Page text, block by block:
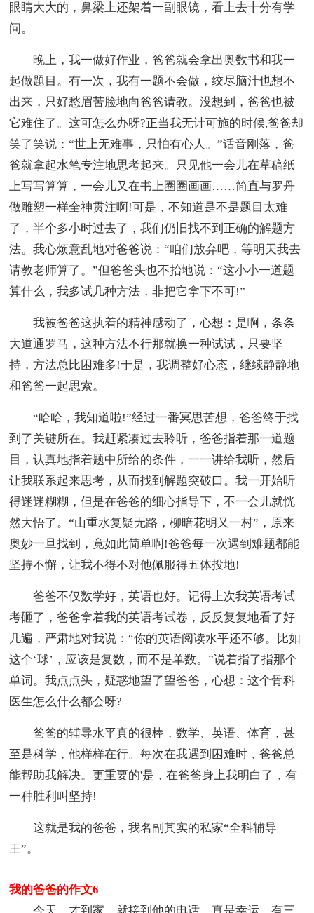
眼睛大大的，鼻梁上还架着一副眼镜，看上去十分有学
问。
晚上，我一做好作业，爸爸就会拿出奥数书和我一
起做题目。有一次，我有一题不会做，绞尽脑汁也想不
出来，只好愁眉苦脸地向爸爸请教。没想到，爸爸也被
它难住了。这可怎么办呀?正当我无计可施的时候,爸爸却
笑了笑说：“世上无难事，只怕有心人。”话音刚落，爸
爸就拿起水笔专注地思考起来。只见他一会儿在草稿纸
上写写算算，一会儿又在书上圈圈画画……简直与罗丹
做雕塑一样全神贯注啊!可是，不知道是不是题目太难
了，半个多小时过去了，我们仍旧找不到正确的解题方
法。我心烦意乱地对爸爸说：“咱们放弃吧，等明天我去
请教老师算了。”但爸爸头也不抬地说：“这小小一道题
算什么，我多试几种方法，非把它拿下不可!”
我被爸爸这执着的精神感动了，心想：是啊，条条
大道通罗马，这种方法不行那就换一种试试，只要坚
持，方法总比困难多!于是，我调整好心态，继续静静地
和爸爸一起思索。
“哈哈，我知道啦!”经过一番冥思苦想，爸爸终于找
到了关键所在。我赶紧凑过去聆听，爸爸指着那一道题
目，认真地指着题中所给的条件，一一讲给我听，然后
让我联系起来思考，从而找到解题突破口。我一开始听
得迷迷糊糊，但是在爸爸的细心指导下，不一会儿就恍
然大悟了。“山重水复疑无路，柳暗花明又一村”，原来
奥妙一旦找到，竟如此简单啊!爸爸每一次遇到难题都能
坚持不懈，让我不得不对他佩服得五体投地!
爸爸不仅数学好，英语也好。记得上次我英语考试
考砸了，爸爸拿着我的英语考试卷，反反复复地看了好
几遍，严肃地对我说：“你的英语阅读水平还不够。比如
这个‘球’，应该是复数，而不是单数。”说着指了指那个
单词。我点点头，疑惑地望了望爸爸，心想：这个骨科
医生怎么什么都会呀?
爸爸的辅导水平真的很棒，数学、英语、体育，甚
至是科学，他样样在行。每次在我遇到困难时，爸爸总
能帮助我解决。更重要的'是，在爸爸身上我明白了，有
一种胜利叫坚持!
这就是我的爸爸，我名副其实的私家“全科辅导
王”。
我的爸爸的作文6